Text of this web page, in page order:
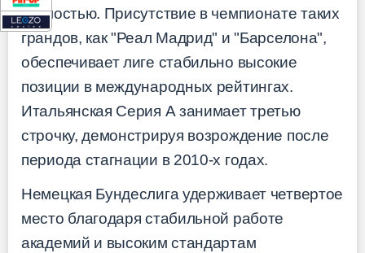
зрелостью. Присутствие в чемпионате таких
грандов, как "Реал Мадрид" и "Барселона",
обеспечивает лиге стабильно высокие
позиции в международных рейтингах.
Итальянская Серия А занимает третью
строчку, демонстрируя возрождение после
периода стагнации в 2010-х годах.
Немецкая Бундеслига удерживает четвертое
место благодаря стабильной работе
академий и высоким стандартам